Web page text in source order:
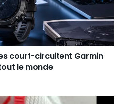
court-circuitent Garmin
le monde